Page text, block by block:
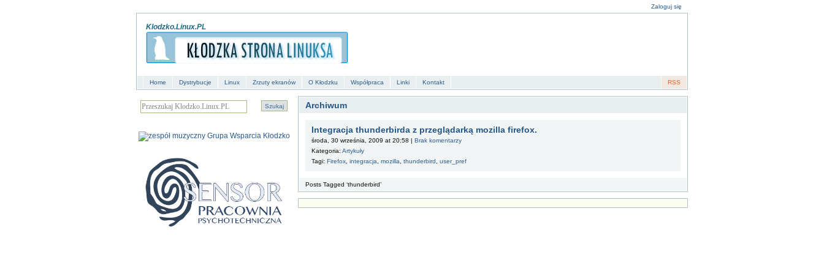
Zaloguj się
Klodzko.Linux.PL
Home Dystrybucje Linux Zrzuty ekranów O Kłodzku Współpraca Linki Kontakt RSS
Archiwum
Integracja thunderbirda z przeglądarką mozilla firefox.
środa, 30 września, 2009 at 20:58 | Brak komentarzy
Kategoria: Artykuły
Tagi: Firefox integracja mozilla thunderbird user_pref
Posts Tagged ‘thunderbird’